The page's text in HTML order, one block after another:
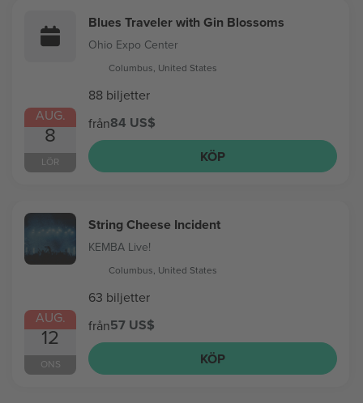
AUG.
8
LÖR
Blues Traveler with Gin Blossoms
Ohio Expo Center
Columbus, United States
88 biljetter
från84 US$
KÖP
AUG.
12
ONS
String Cheese Incident
KEMBA Live!
Columbus, United States
63 biljetter
från57 US$
KÖP